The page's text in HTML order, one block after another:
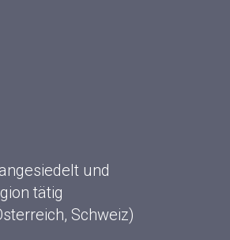
und
tätig
Schweiz)